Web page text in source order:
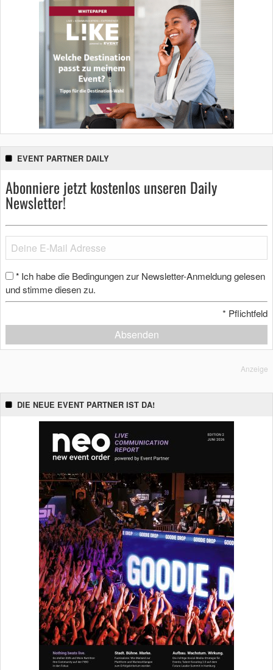
EVENT PARTNER DAILY
Abonniere jetzt kostenlos unseren Daily
Newsletter!
* Ich habe die Bedingungen zur Newsletter-Anmeldung gelesen
und stimme diesen zu.
* Pflichtfeld
Absenden
Anzeige
DIE NEUE EVENT PARTNER IST DA!